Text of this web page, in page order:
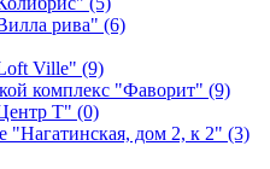
рива" (6)
Ville" (9)
комплекс "Фаворит" (9)
Т" (0)
"Нагатинская, дом 2, к 2" (3)